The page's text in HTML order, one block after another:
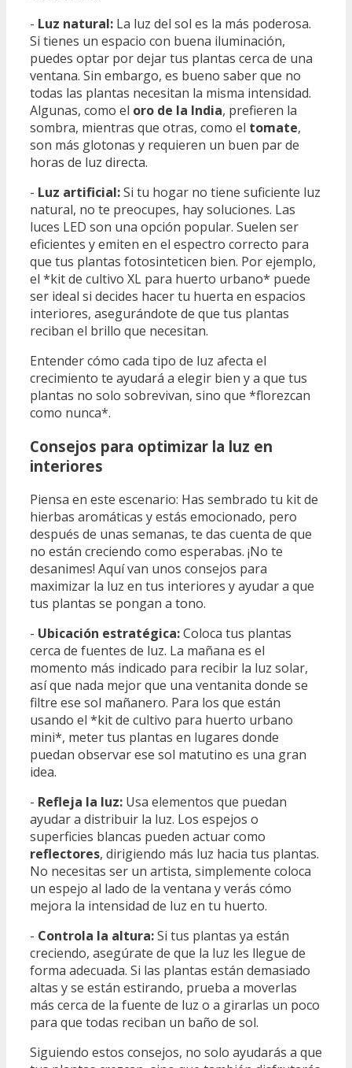
- Luz natural: La luz del sol es la más poderosa.
Si tienes un espacio con buena iluminación,
puedes optar por dejar tus plantas cerca de una
ventana. Sin embargo, es bueno saber que no
todas las plantas necesitan la misma intensidad.
Algunas, como el oro de la India, prefieren la
sombra, mientras que otras, como el tomate,
son más glotonas y requieren un buen par de
horas de luz directa.
- Luz artificial:Si tu hogar no tiene suficiente luz
natural, no te preocupes, hay soluciones. Las
luces LED son una opción popular. Suelen ser
eficientes y emiten en el espectro correcto para
que tus plantas fotosinteticen bien. Por ejemplo,
el *kit de cultivo XL para huerto urbano* puede
ser ideal si decides hacer tu huerta en espacios
interiores, asegurándote de que tus plantas
reciban el brillo que necesitan.
Entender cómo cada tipo de luz afecta el
crecimiento te ayudará a elegir bien y a que tus
plantas no solo sobrevivan, sino que *florezcan
como nunca*.
Consejos para optimizar la luz en
interiores
Piensa en este escenario: Has sembrado tu kit de
hierbas aromáticas y estás emocionado, pero
después de unas semanas, te das cuenta de que
no están creciendo como esperabas. ¡No te
desanimes! Aquí van unos consejos para
maximizar la luz en tus interiores y ayudar a que
tus plantas se pongan a tono.
- Ubicación estratégica:Coloca tus plantas
cerca de fuentes de luz. La mañana es el
momento más indicado para recibir la luz solar,
así que nada mejor que una ventanita donde se
filtre ese sol mañanero. Para los que están
usando el *kit de cultivo para huerto urbano
mini*, meter tus plantas en lugares donde
puedan observar ese sol matutino es una gran
idea.
- Refleja la luz: Usa elementos que puedan
ayudar a distribuir la luz. Los espejos o
superficies blancas pueden actuar como
reflectores, dirigiendo más luz hacia tus plantas.
No necesitas ser un artista, simplemente coloca
un espejo al lado de la ventana y verás cómo
mejora la intensidad de luz en tu huerto.
- Controla la altura:Si tus plantas ya están
creciendo, asegúrate de que la luz les llegue de
forma adecuada. Si las plantas están demasiado
altas y se están estirando, prueba a moverlas
más cerca de la fuente de luz o a girarlas un poco
para que todas reciban un baño de sol.
Siguiendo estos consejos, no solo ayudarás a que